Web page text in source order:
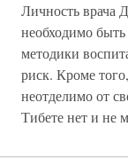
Личность врача
необходимо
методики
риск. Кроме
неотделимо от
Тибете нет и не